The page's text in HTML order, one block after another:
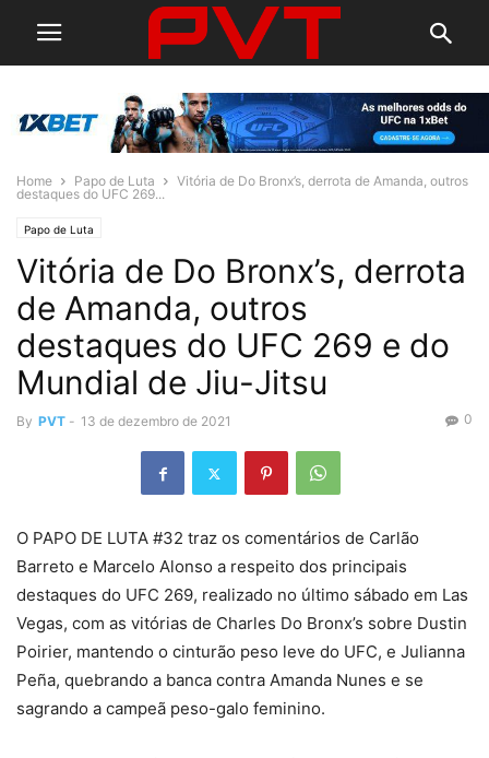
Home Papo de Luta
Vitória de Do Bronx’s, derrota de Amanda, outros
destaques do UFC 269...
Papo de Luta
Vitória de Do Bronx’s, derrota
de Amanda, outros
destaques do UFC 269 e do
Mundial de Jiu-Jitsu
By PVT - 13 de dezembro de 2021 0
O PAPO DE LUTA #32 traz os comentários de Carlão
Barreto e Marcelo Alonso a respeito dos principais
destaques do UFC 269, realizado no último sábado em Las
Vegas, com as vitórias de Charles Do Bronx’s sobre Dustin
Poirier, mantendo o cinturão peso leve do UFC, e Julianna
Peña, quebrando a banca contra Amanda Nunes e se
sagrando a campeã peso-galo feminino.